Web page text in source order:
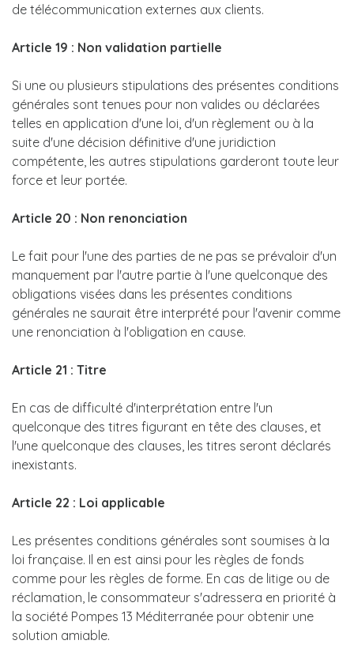
de télécommunication externes aux clients.
Article 19 : Non validation partielle
Si une ou plusieurs stipulations des présentes conditions
générales sont tenues pour non valides ou déclarées
telles en application d'une loi, d'un règlement ou à la
suite d'une décision définitive d'une juridiction
compétente, les autres stipulations garderont toute leur
force et leur portée.
Article 20 : Non renonciation
Le fait pour l'une des parties de ne pas se prévaloir d'un
manquement par l'autre partie à l'une quelconque des
obligations visées dans les présentes conditions
générales ne saurait être interprété pour l'avenir comme
une renonciation à l'obligation en cause.
Article 21 : Titre
En cas de difficulté d'interprétation entre l'un
quelconque des titres figurant en tête des clauses, et
l'une quelconque des clauses, les titres seront déclarés
inexistants.
Article 22 : Loi applicable
Les présentes conditions générales sont soumises à la
loi française. Il en est ainsi pour les règles de fonds
comme pour les règles de forme. En cas de litige ou de
réclamation, le consommateur s'adressera en priorité à
la société Pompes 13 Méditerranée pour obtenir une
solution amiable.